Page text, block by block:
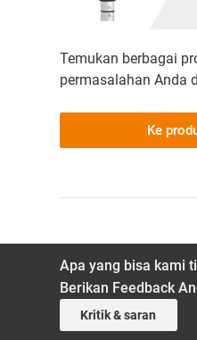
Temukan berbagai
permasalahan Anda
Ke
Apa yang bisa kami
Berikan Feedback
Kritik & saran